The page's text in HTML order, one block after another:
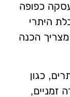
כפופה
היתרי
הכנה
כגון
זמניים,